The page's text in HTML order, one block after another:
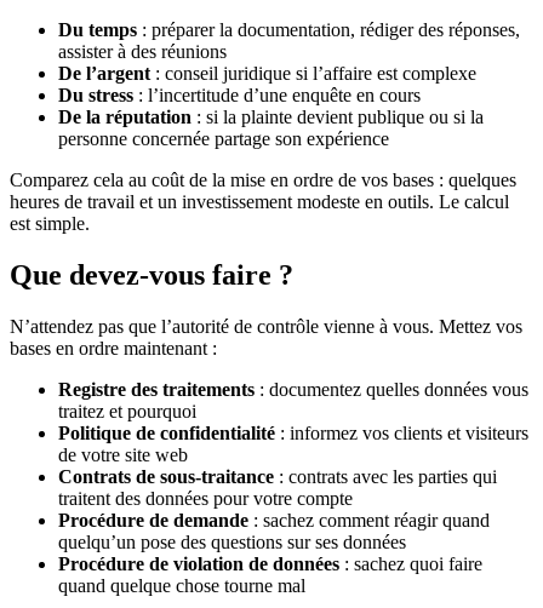
Du temps : préparer la documentation, rédiger des réponses,
assister à des réunions
De l’argent : conseil juridique si l’affaire est complexe
Du stress : l’incertitude d’une enquête en cours
De la réputation : si la plainte devient publique ou si la
personne concernée partage son expérience
Comparez cela au coût de la mise en ordre de vos bases : quelques
heures de travail et un investissement modeste en outils. Le calcul
est simple.
Que devez-vous faire ?
N’attendez pas que l’autorité de contrôle vienne à vous. Mettez vos
bases en ordre maintenant :
Registre des traitements : documentez quelles données vous
traitez et pourquoi
Politique de confidentialité : informez vos clients et visiteurs
de votre site web
Contrats de sous-traitance : contrats avec les parties qui
traitent des données pour votre compte
Procédure de demande : sachez comment réagir quand
quelqu’un pose des questions sur ses données
Procédure de violation de données : sachez quoi faire
quand quelque chose tourne mal